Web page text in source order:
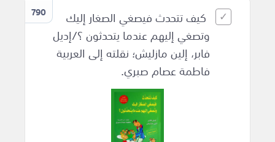
790
كيف تتحدث فيصغي الصغار إليك
وتصغي إليهم عندما يتحدثون ؟/إديل
فابر، إلين مازليش؛ نقلته إلى العربية
فاطمة عصام صبري.